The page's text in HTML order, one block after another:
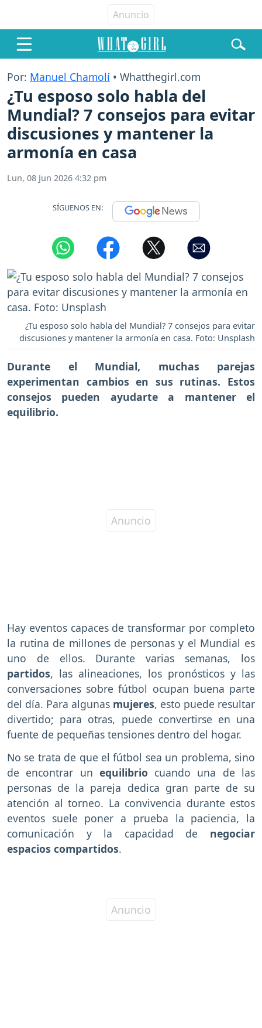
Por: Manuel Chamolí • Whatthegirl.com
¿Tu esposo solo habla del
Mundial? 7 consejos para evitar
discusiones y mantener la
armonía en casa
Lun, 08 Jun 2026 4:32 pm
SÍGUENOS EN:
¿Tu esposo solo habla del Mundial? 7 consejos para evitar
discusiones y mantener la armonía en casa. Foto: Unsplash
Durante el Mundial, muchas parejas
experimentan cambios en sus rutinas. Estos
consejos pueden ayudarte a mantener el
equilibrio.
Hay eventos capaces de transformar por completo
la rutina de millones de personas y el Mundial es
uno de ellos. Durante varias semanas, los
partidos, las alineaciones, los pronósticos y las
conversaciones sobre fútbol ocupan buena parte
del día. Para algunas mujeres, esto puede resultar
divertido; para otras, puede convertirse en una
fuente de pequeñas tensiones dentro del hogar.
No se trata de que el fútbol sea un problema, sino
de encontrar un equilibrio cuando una de las
personas de la pareja dedica gran parte de su
atención al torneo. La convivencia durante estos
eventos suele poner a prueba la paciencia, la
comunicación y la capacidad de negociar
espacios compartidos.